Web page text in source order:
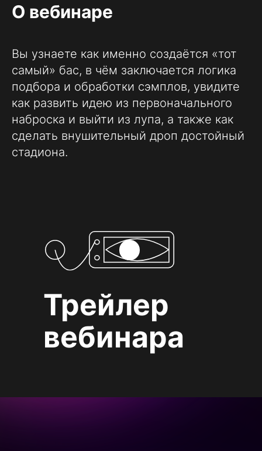
О вебинаре
Вы узнаете как именно создаётся «тот
самый» бас, в чём заключается логика
подбора и обработки сэмплов, увидите
как развить идею из первоначального
наброска и выйти из лупа, а также как
сделать внушительный дроп достойный
стадиона.
Трейлер
вебинара